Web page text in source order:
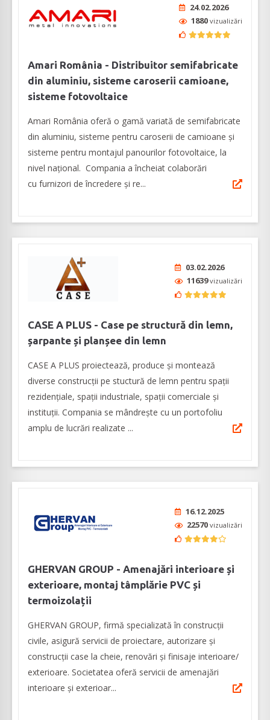
24.02.2026
1880 vizualizări
Amari România - Distribuitor semifabricate
din aluminiu, sisteme caroserii camioane,
sisteme fotovoltaice
Amari România oferă o gamă variată de semifabricate
din aluminiu, sisteme pentru caroserii de camioane şi
sisteme pentru montajul panourilor fotovoltaice, la
nivel naţional. Compania a încheiat colaborări
cu furnizori de încredere și re...
03.02.2026
11639vizualizări
CASE A PLUS - Case pe structură din lemn,
șarpante și planșee din lemn
CASE A PLUS proiectează, produce și montează
diverse construcții pe stuctură de lemn pentru spații
rezidențiale, spații industriale, spații comerciale și
instituții. Compania se mândrește cu un portofoliu
amplu de lucrări realizate ...
16.12.2025
22570 vizualizări
GHERVAN GROUP - Amenajări interioare și
exterioare, montaj tâmplărie PVC și
termoizolații
GHERVAN GROUP, firmă specializată în construcții
civile, asigură servicii de proiectare, autorizare și
construcții case la cheie, renovări și finisaje interioare/
exterioare. Societatea oferă servicii de amenajări
interioare și exterioar...